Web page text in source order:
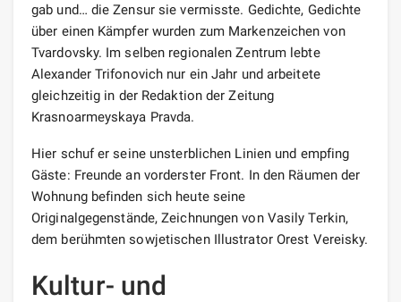
gab und… die Zensur sie vermisste. Gedichte, Gedichte
über einen Kämpfer wurden zum Markenzeichen von
Tvardovsky. Im selben regionalen Zentrum lebte
Alexander Trifonovich nur ein Jahr und arbeitete
gleichzeitig in der Redaktion der Zeitung
Krasnoarmeyskaya Pravda.
Hier schuf er seine unsterblichen Linien und empfing
Gäste: Freunde an vorderster Front. In den Räumen der
Wohnung befinden sich heute seine
Originalgegenstände, Zeichnungen von Vasily Terkin,
dem berühmten sowjetischen Illustrator Orest Vereisky.
Kultur- und